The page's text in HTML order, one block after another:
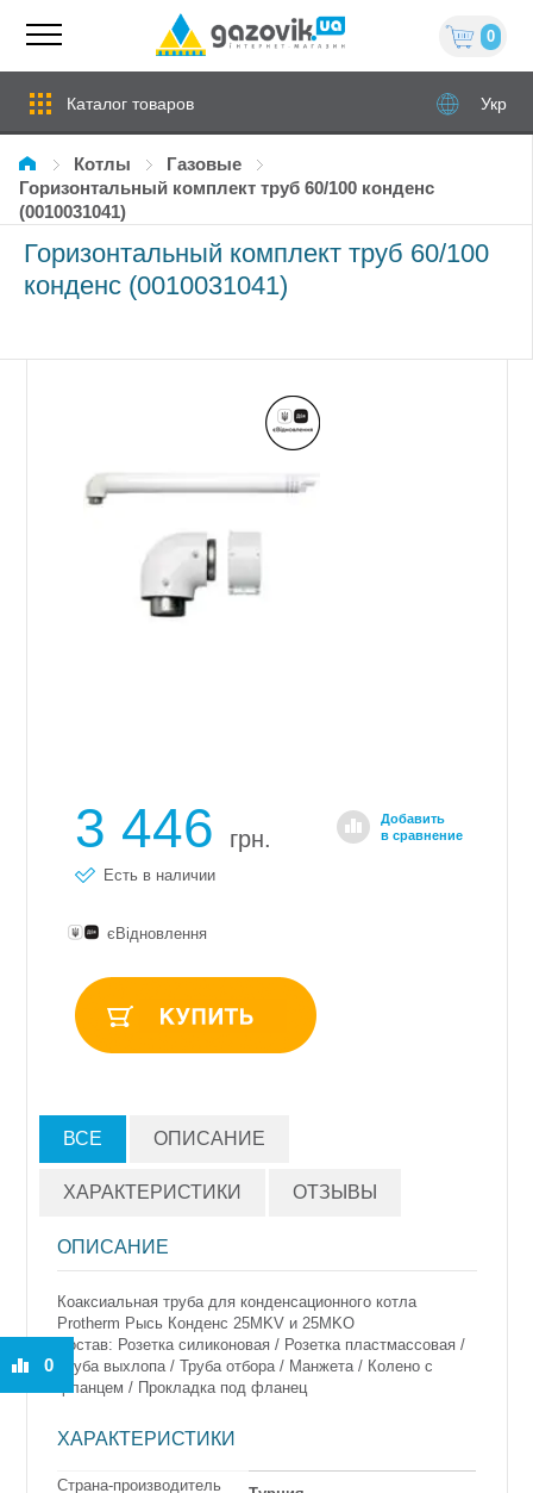
0
Каталог товаров Укр
Котлы
газовые
Горизонтальный комплект труб 60/100 конденс
(0010031041)
Горизонтальный комплект труб 60/100
конденс (0010031041)
3 446 грн.
Добавить
в сравнение
Есть в наличии
єВідновлення
ВСЕ ОПИСАНИЕ
ХАРАКТЕРИСТИКИ ОТЗЫВЫ
ОПИСАНИЕ
Коаксиальная труба для конденсационного котла
Protherm Рысь Конденс 25MKV и 25MKO
Состав: Розетка силиконовая / Розетка пластмассовая /
Труба выхлопа / Труба отбора / Манжета / Колено с
фланцем / Прокладка под фланец
ХАРАКТЕРИСТИКИ
Страна-производитель
0